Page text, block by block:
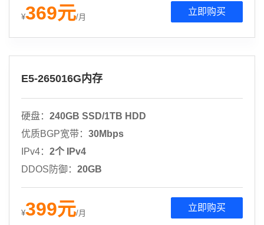
¥369元/月
立即购买
E5-265016G内存
硬盘： 240GB SSD/1TB HDD
优质BGP宽带： 30Mbps
IPv4： 2个 IPv4
DDOS防御： 20GB
¥399元/月
立即购买